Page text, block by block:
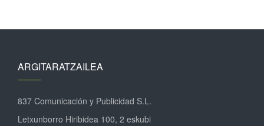
ARGITARATZAILEA
837 Comunicación y Publicidad S.L.
Letxunborro Hiribidea 100, 2 eskubi